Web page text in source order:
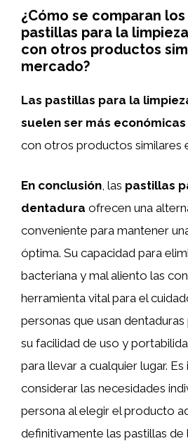
¿Cómo se comparan
pastillas para la
con otros productos
mercado?
Las pastillas para la
suelen ser más económicas
con otros productos similares
En conclusión, las pastillas
dentadura ofrecen una
conveniente para mantener
óptima. Su capacidad para
bacteriana y mal aliento las
herramienta vital para el
personas que usan dentaduras
su facilidad de uso y
para llevar a cualquier lugar.
considerar las necesidades
persona al elegir el producto
definitivamente las pastillas de